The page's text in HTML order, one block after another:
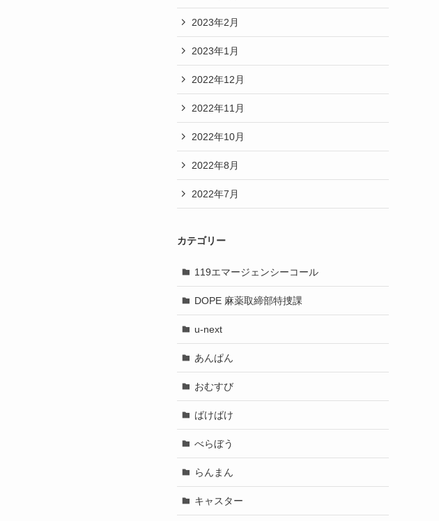
2023年2月
2023年1月
2022年12月
2022年11月
2022年10月
2022年8月
2022年7月
カテゴリー
119エマージェンシーコール
DOPE 麻薬取締部特捜課
u-next
あんぱん
おむすび
ばけばけ
べらぼう
らんまん
キャスター